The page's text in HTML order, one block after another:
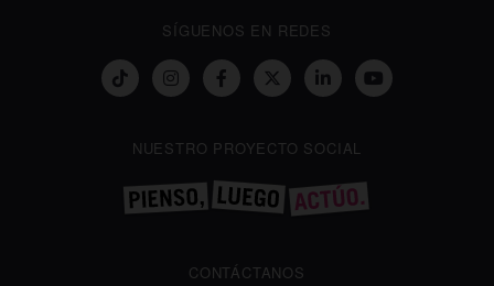
SÍGUENOS EN REDES
NUESTRO PROYECTO SOCIAL
CONTÁCTANOS